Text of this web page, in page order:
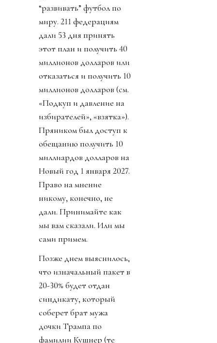
“развивать” футбол по
миру. 211 федерациям
дали 53 дня принять
этот план и получить 40
миллионов долларов или
отказаться и получить 10
миллионов долларов (см.
«Подкуп и давление на
избирателей», «взятка»).
Пряником был доступ к
обещанию получить 10
миллиардов долларов на
Новый год 1 января 2027.
Право на мнение
никому, конечно, не
дали. Принимайте как
мы вам сказали. Или мы
сами примем.
Позже днем выяснилось,
что изначальный пакет в
20-30% будет отдан
синдикату, который
соберет брат мужа
дочки Трампа по
фамилии Кушнер (те